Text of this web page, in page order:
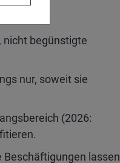
nicht begünstigte
nur, soweit sie
(2026:
lassen